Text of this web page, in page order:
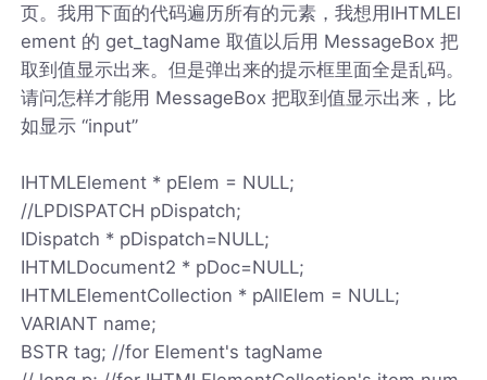
页。我用下面的代码遍历所有的元素，我想用IHTMLEl
ement 的 get_tagName 取值以后用 MessageBox 把
取到值显示出来。但是弹出来的提示框里面全是乱码。
请问怎样才能用 MessageBox 把取到值显示出来，比
如显示 “input”
IHTMLElement * pElem = NULL;
//LPDISPATCH pDispatch;
IDispatch * pDispatch=NULL;
IHTMLDocument2 * pDoc=NULL;
IHTMLElementCollection * pAllElem = NULL;
VARIANT name;
BSTR tag; //for Element's tagName